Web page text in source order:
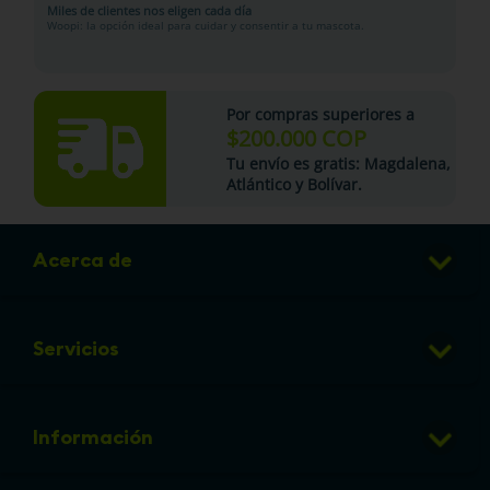
Miles de clientes nos eligen cada día
Woopi: la opción ideal para cuidar y consentir a tu mascota.
Por compras superiores a
$200.000 COP
Tu envío es gratis: Magdalena,
Atlántico y Bolívar.
Acerca de
Club de Puntos
Preguntas frecuentes
Servicios
Veterinaria
Información